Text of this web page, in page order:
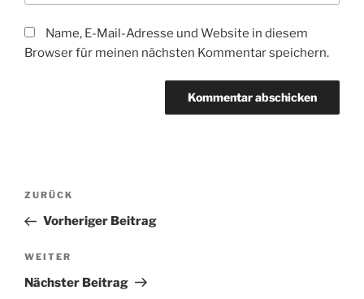
Name, E-Mail-Adresse und Website in diesem
Browser für meinen nächsten Kommentar speichern.
Beitragsnavigation
Vorheriger
Beitrag
ZURÜCK
Vorheriger Beitrag
Nächster
Beitrag
WEITER
Nächster Beitrag